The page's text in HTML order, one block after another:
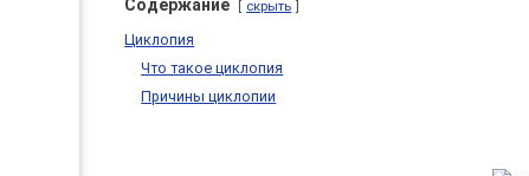
Содержание скрыть
Циклопия
Что такое циклопия
Причины циклопии